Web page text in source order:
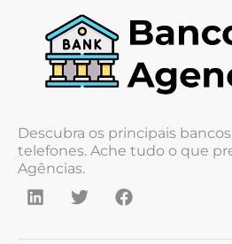
Descubra os principais
telefones. Ache tudo o que
Agências.